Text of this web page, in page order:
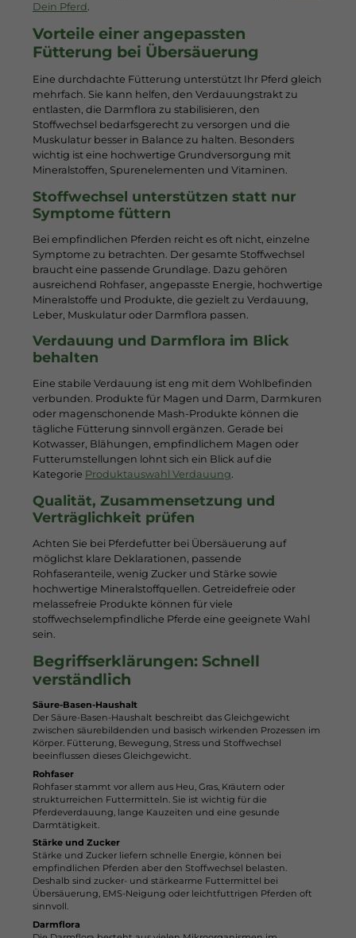
Dein Pferd .
Vorteile einer angepassten
Fütterung bei Übersäuerung
Eine durchdachte Fütterung unterstützt Ihr Pferd gleich
mehrfach. Sie kann helfen, den Verdauungstrakt zu
entlasten, die Darmflora zu stabilisieren, den
Stoffwechsel bedarfsgerecht zu versorgen und die
Muskulatur besser in Balance zu halten. Besonders
wichtig ist eine hochwertige Grundversorgung mit
Mineralstoffen, Spurenelementen und Vitaminen.
Stoffwechsel unterstützen statt nur
Symptome füttern
Bei empfindlichen Pferden reicht es oft nicht, einzelne
Symptome zu betrachten. Der gesamte Stoffwechsel
braucht eine passende Grundlage. Dazu gehören
ausreichend Rohfaser, angepasste Energie, hochwertige
Mineralstoffe und Produkte, die gezielt zu Verdauung,
Leber, Muskulatur oder Darmflora passen.
Verdauung und Darmflora im Blick
behalten
Eine stabile Verdauung ist eng mit dem Wohlbefinden
verbunden. Produkte für Magen und Darm, Darmkuren
oder magenschonende Mash-Produkte können die
tägliche Fütterung sinnvoll ergänzen. Gerade bei
Kotwasser, Blähungen, empfindlichem Magen oder
Futterumstellungen lohnt sich ein Blick auf die
Kategorie Produktauswahl Verdauung.
Qualität, Zusammensetzung und
Verträglichkeit prüfen
Achten Sie bei Pferdefutter bei Übersäuerung auf
möglichst klare Deklarationen, passende
Rohfaseranteile, wenig Zucker und Stärke sowie
hochwertige Mineralstoffquellen. Getreidefreie oder
melassefreie Produkte können für viele
stoffwechselempfindliche Pferde eine geeignete Wahl
sein.
Begriffserklärungen: Schnell
verständlich
Säure-Basen-Haushalt
Der Säure-Basen-Haushalt beschreibt das Gleichgewicht
zwischen säurebildenden und basisch wirkenden Prozessen im
Körper. Fütterung, Bewegung, Stress und Stoffwechsel
beeinflussen dieses Gleichgewicht.
Rohfaser
Rohfaser stammt vor allem aus Heu, Gras, Kräutern oder
strukturreichen Futtermitteln. Sie ist wichtig für die
Pferdeverdauung, lange Kauzeiten und eine gesunde
Darmtätigkeit.
Stärke und Zucker
Stärke und Zucker liefern schnelle Energie, können bei
empfindlichen Pferden aber den Stoffwechsel belasten.
Deshalb sind zucker- und stärkearme Futtermittel bei
Übersäuerung, EMS-Neigung oder leichtfuttrigen Pferden oft
sinnvoll.
Darmflora